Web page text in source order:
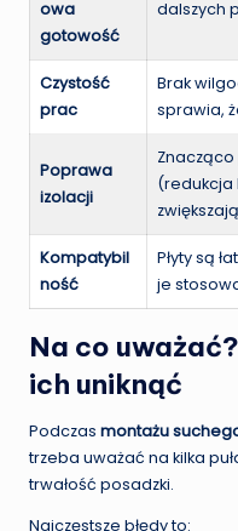
owa
gotowość
dalszych
Czystość
prac
Brak
sprawia,
Poprawa
izolacji
(redukcja
Kompatybil
ność
Płyty są
je
Na co
ich uniknąć
Podczas montażu
trzeba uważać na kilka
trwałość posadzki.
Najczęstsze błędy to: